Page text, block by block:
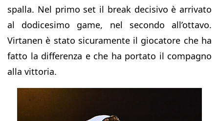
spalla. Nel primo set il break decisivo è arrivato
al dodicesimo game, nel secondo all’ottavo.
Virtanen è stato sicuramente il giocatore che ha
fatto la differenza e che ha portato il compagno
alla vittoria.